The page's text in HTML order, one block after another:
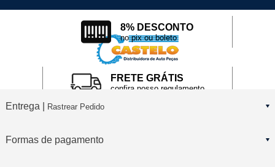
8% DESCONTO
no pix ou boleto
FRETE GRÁTIS
confira nosso regulamento
Entrega | Rastrear Pedido
Formas de pagamento